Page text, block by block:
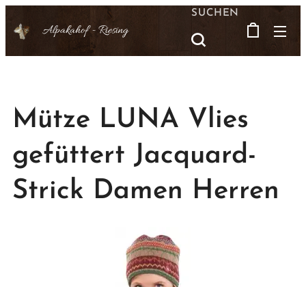
Alpakahof -Riesing
SUCHEN
Mütze LUNA Vlies
gefüttert Jacquard-
Strick Damen Herren